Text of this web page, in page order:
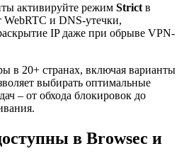
активируйте режим Strictв
и DNS-утечки,
IP даже при обрыве VPN-
в 20+ странах, включая варианты
выбирать оптимальные
– от обхода блокировок до
в Browsec и